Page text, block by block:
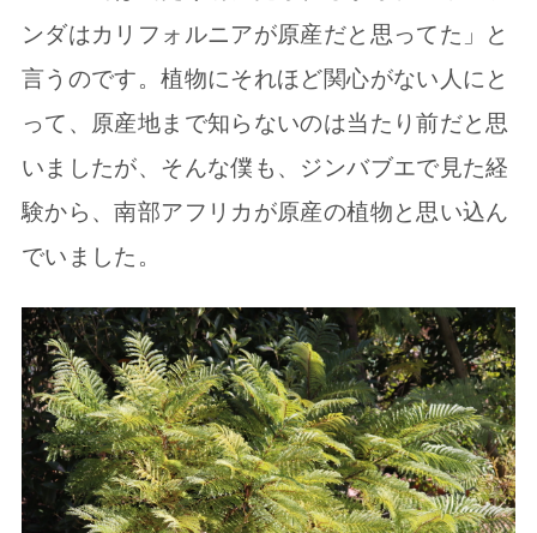
ンダはカリフォルニアが原産だと思ってた」と
言うのです。植物にそれほど関心がない人にと
って、原産地まで知らないのは当たり前だと思
いましたが、そんな僕も、ジンバブエで見た経
験から、南部アフリカが原産の植物と思い込ん
でいました。